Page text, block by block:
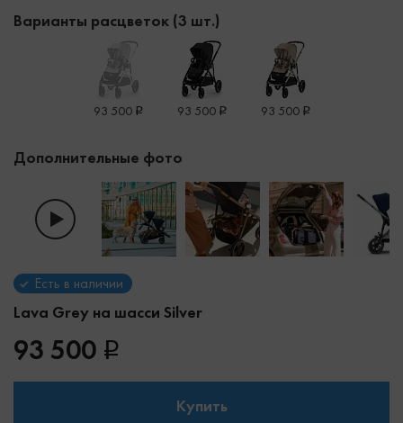
Варианты расцветок (3 шт.)
93 500 93 500 93 500
Дополнительные фото
Lava Grey на шасси Silver
Есть в наличии
93 500
Купить